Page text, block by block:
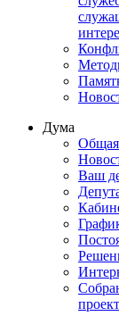
Дума
Ваш